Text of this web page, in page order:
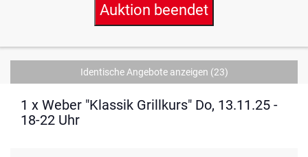
Auktion beendet
Identische Angebote anzeigen (23)
1 x Weber "Klassik Grillkurs" Do, 13.11.25 -
18-22 Uhr